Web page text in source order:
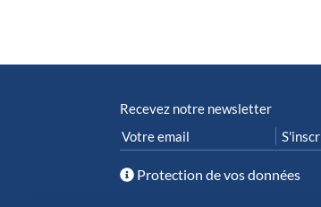
Recevez notre newsletter
Protection de vos données